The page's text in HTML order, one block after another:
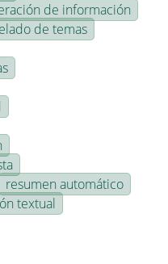
de información
de temas
resumen automático
textual